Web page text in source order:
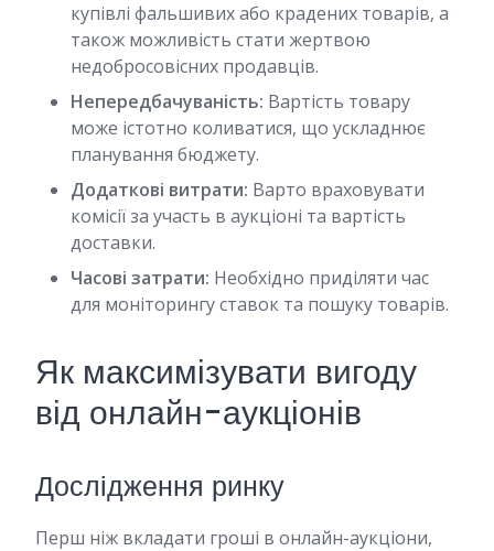
купівлі фальшивих або крадених товарів, а
також можливість стати жертвою
недобросовісних продавців.
Непередбачуваність: Вартість товару
може істотно коливатися, що ускладнює
планування бюджету.
Додаткові витрати: Варто враховувати
комісії за участь в аукціоні та вартість
доставки.
Часові затрати: Необхідно приділяти час
для моніторингу ставок та пошуку товарів.
Як максимізувати вигоду
від онлайн-аукціонів
Дослідження ринку
Перш ніж вкладати гроші в онлайн-аукціони,